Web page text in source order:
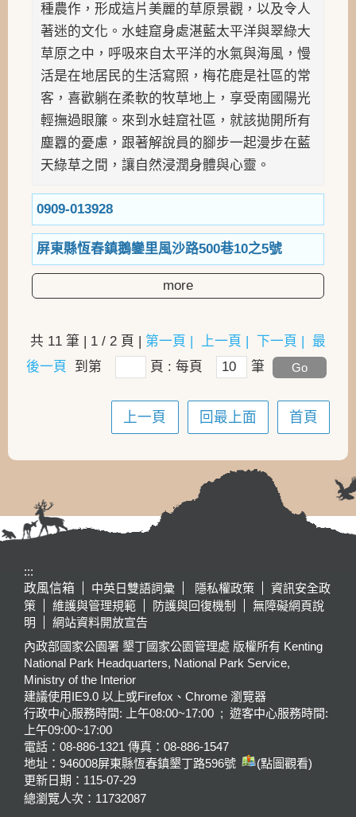
種農作，形成這片美麗的草原景觀，以及令人
著迷的文化。水蛙窟身處湛藍太平洋與翠綠大
草原之中，呼吸來自太平洋的水氣與海風，慢
活是在地居民的生活寫照，梅花鹿是社區的常
客，喜歡躺在柔軟的牧草地上，享受南國陽光
輕撫過眼簾。來到水蛙窟社區，就該拋開所有
塵囂的憂慮，跟著解說員的腳步一起漫步在藍
天綠草之間，讓自然浸潤身體與心靈。
0909-013928
屏東縣恆春鎮鵝鑾里風沙路500巷10之5號
more
共 11 筆 | 1 / 2 頁 | 第一頁 | 上一頁 | 下一頁 |
最
後一頁 到第 頁 : 每頁 筆
上一頁 回最上面 首頁
:::
政風信箱
中英日雙語詞彙 隱私權政策
資訊安全政
策
維護與管理規範 防護與回復機制
無障礙網頁說
明
網站資料開放宣告
內政部國家公園署 墾丁國家公園管理處 版權所有 Kenting
National Park Headquarters, National Park Service,
Ministry of the Interior
建議使用IE9.0 以上或Firefox、Chrome 瀏覽器
行政中心服務時間: 上午08:00~17:00 ; 遊客中心服務時間:
上午09:00~17:00
電話：08-886-1321 傳真：08-886-1547
地址：946008屏東縣恆春鎮墾丁路596號
(點圖觀看)
更新日期： 115-07-29
總瀏覽人次： 11732087